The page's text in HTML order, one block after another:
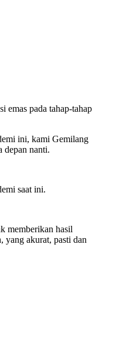
emas pada tahap-tahap
ini, kami Gemilang
depan nanti.
saat ini.
memberikan hasil
yang akurat, pasti dan